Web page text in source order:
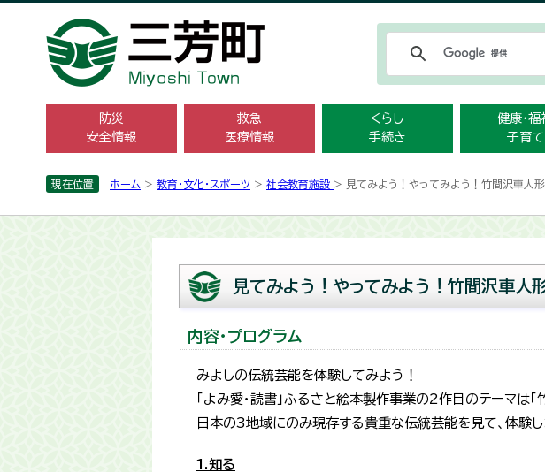
防災
安全情報
救急
医療情報
くらし
手続き
健康・福
子育て
現在位置 ホーム > 教育・文化・スポーツ > 社会教育施設 > 見てみよう！やってみよう！竹間沢車人
見てみよう！やってみよう！竹間沢車人
内容・プログラム
みよしの伝統芸能を体験してみよう！
「よみ愛・読書」ふるさと絵本製作事業の2作目のテーマは「
日本の3地域にのみ現存する貴重な伝統芸能を見て、体験し
1.知る